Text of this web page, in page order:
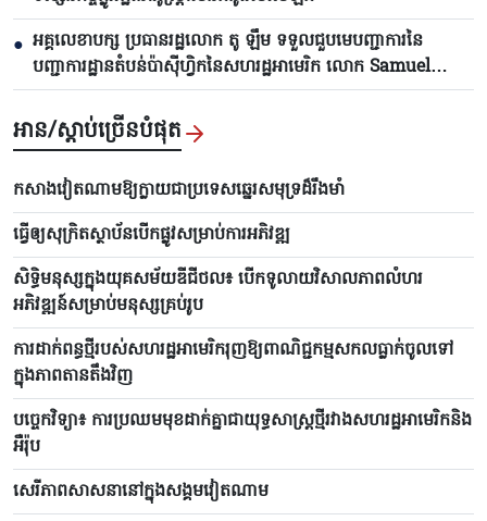
● អគ្គលេខាបក្ស ប្រធានរដ្ឋលោក តូ ឡឹម ទទួលជួបមេបញ្ជាការនៃ
បញ្ជាការដ្ឋានតំបន់ប៉ាស៊ីហ្វិកនៃសហរដ្ឋអាមេរិក លោក Samuel
Paparo
អាន/ស្តាប់ច្រើនបំផុត
កសាងវៀតណាមឱ្យក្លាយជាប្រទេសឆ្នេ​រ​សមុទ្រដ៏រឹងមាំ
ធ្វើឲ្យសុក្រិតស្ថាប័នបើកផ្លូវសម្រាប់ការអភិវឌ្ឍ
សិទ្ធិមនុស្សក្នុងយុគសម័យឌីជីថល៖ បើកទូលាយវិសាលភាពលំហរ
អភិវឌ្ឍន៍សម្រាប់មនុស្សគ្រប់រូប
ការដាក់ពន្ធថ្មីរបស់សហរដ្ឋអាមេរិករុញឱ្យពាណិជ្ជកម្មសកលធ្លាក់ចូលទៅ
ក្នុងភាពតានតឹងវិញ
បច្ចេកវិទ្យា៖ ការប្រឈមមុខដាក់គ្នាជាយុទ្ធសាស្ត្រថ្មីរវាងសហរដ្ឋអាមេរិកនិង
អឺរ៉ុប
សេរីភាពសាសនានៅក្នុងសង្គមវៀតណាម